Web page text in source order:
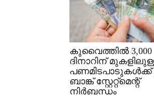
കുവൈത്തിൽ 3,000
ദിനാറിന്
പണമിടപാടുകൾക്ക്
ബാങ്ക് സ്റ്റേറ്റ്മെന്റ്
നിർബന്ധം